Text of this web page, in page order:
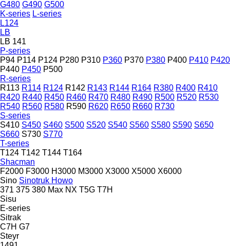
G480 G490 G500
K-series L-series
L124
LB
LB 141
P-series
P94 P114 P124 P280 P310 P360 P370 P380 P400 P410 P420
P440 P450 P500
R-series
R113 R114 R124 R142 R143 R144 R164 R380 R400 R410
R420 R440 R450 R460 R470 R480 R490 R500 R520 R530
R540 R560 R580 R590 R620 R650 R660 R730
S-series
S410 S450 S460 S500 S520 S540 S560 S580 S590 S650
S660 S730 S770
T-series
T124 T142 T144 T164
Shacman
F2000 F3000 H3000 M3000 X3000 X5000 X6000
Sino Sinotruk Howo
371 375 380 Max NX T5G T7H
Sisu
E-series
Sitrak
C7H G7
Steyr